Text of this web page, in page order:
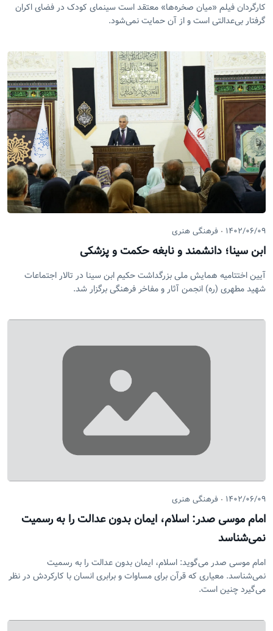
کارگردان فیلم «میان صخره‌ها» معتقد است سینمای کودک در فضای اکران
گرفتار بی‌عدالتی است و از آن حمایت نمی‌شود.
۱۴۰۲/۰۶/۰۹ فرهنگی هنری
ابن سینا؛ دانشمند و نابغه حکمت و پزشکی
آیین اختتامیه همایش ملی بزرگداشت حکیم ابن سینا در تالار اجتماعات
شهید مطهری (ره) انجمن آثار و مفاخر فرهنگی برگزار شد.
۱۴۰۲/۰۶/۰۹ فرهنگی هنری
امام موسی صدر: اسلام، ایمان بدون عدالت را به رسمیت
نمی‌شناسد
امام موسی صدر می‌گوید: اسلام، ایمان بدون عدالت را به رسمیت
نمی‌شناسد. معیاری که قرآن برای مساوات و برابری انسان با کارکردش در نظر
می‌گیرد چنین است.